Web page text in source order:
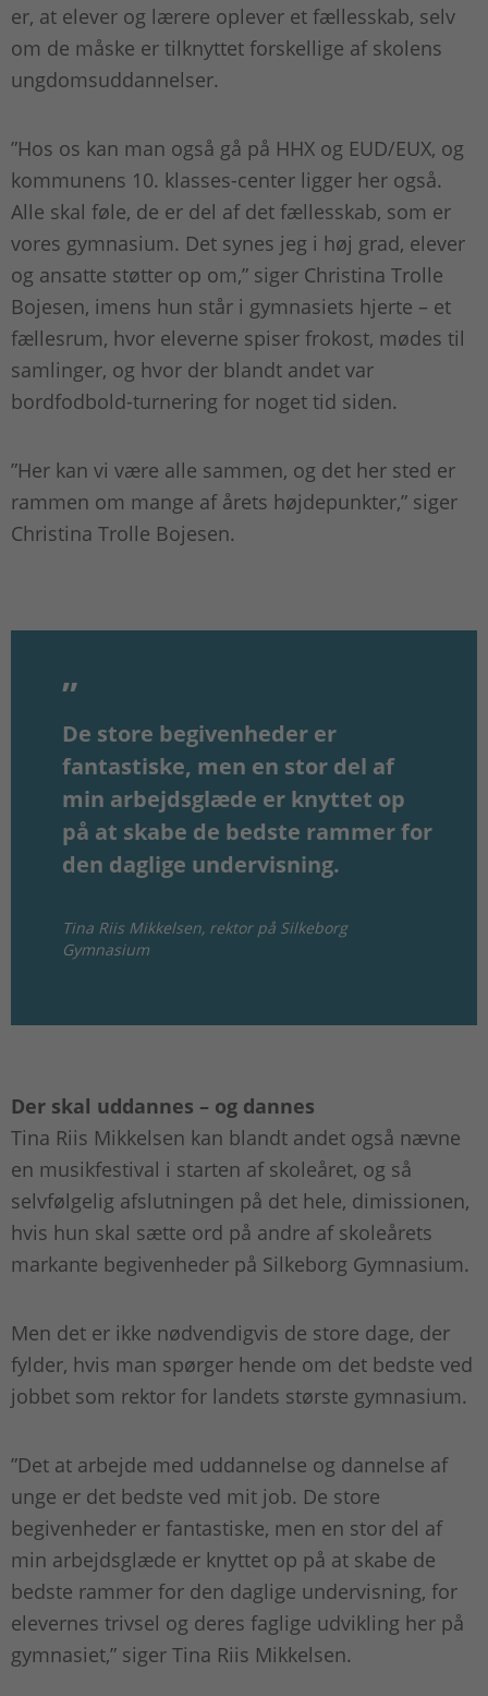
er, at elever og lærere oplever et fællesskab, selv
om de måske er tilknyttet forskellige af skolens
ungdomsuddannelser.
”Hos os kan man også gå på HHX og EUD/EUX, og
kommunens 10. klasses-center ligger her også.
Alle skal føle, de er del af det fællesskab, som er
vores gymnasium. Det synes jeg i høj grad, elever
og ansatte støtter op om,” siger Christina Trolle
Bojesen, imens hun står i gymnasiets hjerte – et
fællesrum, hvor eleverne spiser frokost, mødes til
samlinger, og hvor der blandt andet var
bordfodbold-turnering for noget tid siden.
”Her kan vi være alle sammen, og det her sted er
rammen om mange af årets højdepunkter,” siger
Christina Trolle Bojesen.
De store begivenheder er
fantastiske, men en stor del af
min arbejdsglæde er knyttet op
på at skabe de bedste rammer for
den daglige undervisning.
Tina Riis Mikkelsen, rektor på Silkeborg
Gymnasium
Der skal uddannes – og dannes
Tina Riis Mikkelsen kan blandt andet også nævne
en musikfestival i starten af skoleåret, og så
selvfølgelig afslutningen på det hele, dimissionen,
hvis hun skal sætte ord på andre af skoleårets
markante begivenheder på Silkeborg Gymnasium.
Men det er ikke nødvendigvis de store dage, der
fylder, hvis man spørger hende om det bedste ved
jobbet som rektor for landets største gymnasium.
”Det at arbejde med uddannelse og dannelse af
unge er det bedste ved mit job. De store
begivenheder er fantastiske, men en stor del af
min arbejdsglæde er knyttet op på at skabe de
bedste rammer for den daglige undervisning, for
elevernes trivsel og deres faglige udvikling her på
gymnasiet,” siger Tina Riis Mikkelsen.